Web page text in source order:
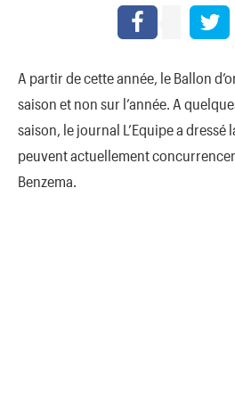
A partir de cette année, le Ballon
saison et non sur l’année. A
saison, le journal L’Equipe a dressé
peuvent actuellement
Benzema.